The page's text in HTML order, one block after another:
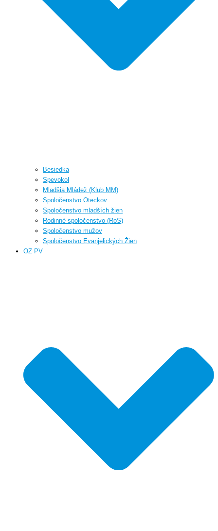
Besiedka
Spevokol
Mladšia Mládež (Klub MM)
Spoločenstvo Oteckov
Spoločenstvo mladších žien
Rodinné spoločenstvo (RoS)
Spoločenstvo mužov
Spoločenstvo Evanjelických Žien
OZ PV